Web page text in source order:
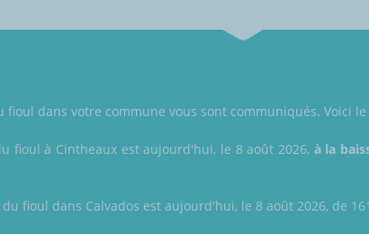
fioul dans votre commune vous sont communiqués. Voici
fioul à Cintheaux est aujourd'hui, le 8 août 2026, à la
du fioul dans Calvados est aujourd'hui, le 8 août 2026, de